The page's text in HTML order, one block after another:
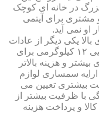
در خانه ای کوچک
مشتری برای آیتمی
او نمی آید.
یکی دیگر از عادات
نادرست مشتریان ایرانی است.یک لباسشویی ١٢ کیلوگرمی برای
بیشتر و هزینه بالاتر
ارایه سمساری لوازم
بیشتری تعیین می
با ظرفیت بیشتر از
و پرداخت هزینه